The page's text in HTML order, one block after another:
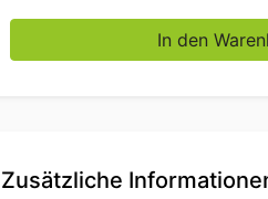
Saro Doppel-
In den
Zusätzliche